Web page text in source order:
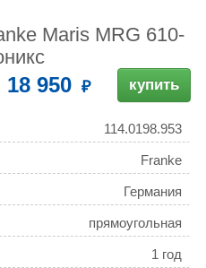
Maris MRG 610-
18 950 купить
114.0198.953
Franke
Германия
прямоугольная
1 год